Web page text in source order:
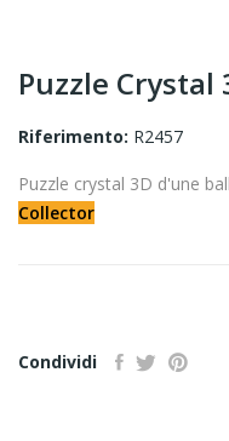
Puzzle Crystal
Riferimento: R2457
Puzzle crystal 3D d'une
Collector
Condividi